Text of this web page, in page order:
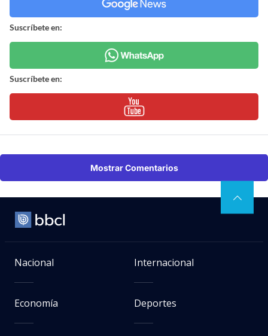
Suscríbete en:
Suscríbete en:
Mostrar Comentarios
Nacional Internacional
Economía Deportes